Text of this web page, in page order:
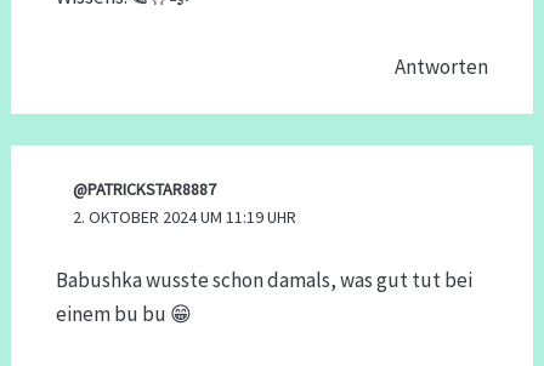
Antworten
@PATRICKSTAR8887
2. OKTOBER 2024 UM 11:19 UHR
Babushka wusste schon damals, was gut tut bei
einem bu bu 😁